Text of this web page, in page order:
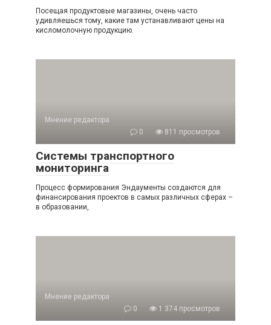
Посещая продуктовые магазины, очень часто
удивляешься тому, какие там устанавливают цены на
кисломолочную продукцию.
Мнение редактора
0
811 просмотров
Системы транспортного
мониторинга
Процесс формирования Эндаументы создаются для
финансирования проектов в самых различных сферах –
в образовании,
Мнение редактора
0
1 374 просмотров